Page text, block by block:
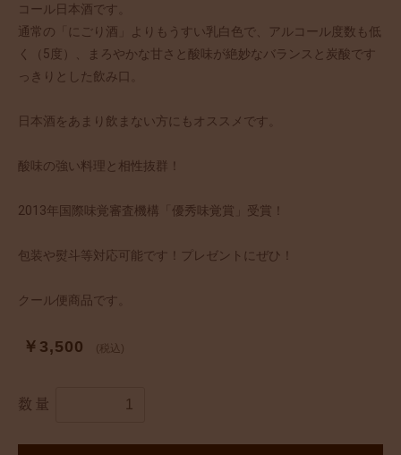
コール日本酒です。
通常の「にごり酒」よりもうすい乳白色で、アルコール度数も低
く（5度）、まろやかな甘さと酸味が絶妙なバランスと炭酸です
っきりとした飲み口。
日本酒をあまり飲まない方にもオススメです。
酸味の強い料理と相性抜群！
2013年国際味覚審査機構「優秀味覚賞」受賞！
包装や熨斗等対応可能です！プレゼントにぜひ！
クール便商品です。
￥3,500 (税込)
数量